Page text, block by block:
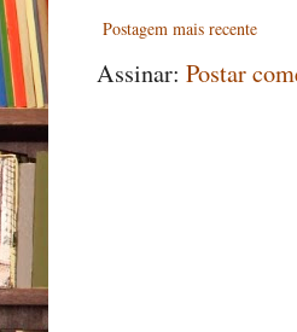
Postagem mais recente
Assinar: Postar